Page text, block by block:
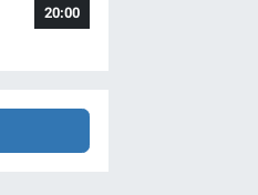
20:00